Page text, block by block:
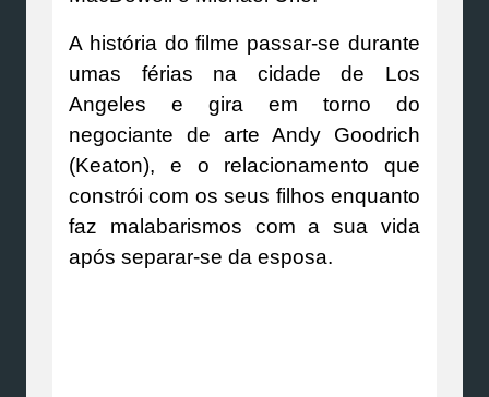
A história do filme passar-se durante
umas férias na cidade de Los
Angeles e gira em torno do
negociante de arte Andy Goodrich
(Keaton), e o relacionamento que
constrói com os seus filhos enquanto
faz malabarismos com a sua vida
após separar-se da esposa.